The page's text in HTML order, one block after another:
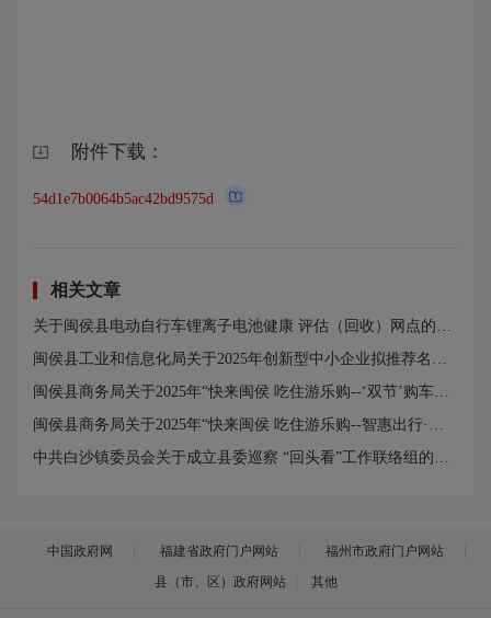
附件下载：
54d1e7b0064b5ac42bd9575d
相关文章
中国政府网 福建省政府门户网站
福州市政府门户网站
县（市、区）政府网站
其他